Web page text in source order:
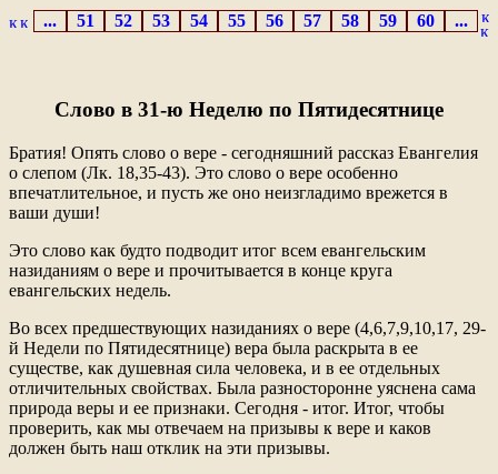
... 51 52 53 54 55 56 57 58 59 60 ...
Слово в 31-ю Неделю по Пятидесятнице
Братия! Опять слово о вере - сегодняшний рассказ Евангелия
о слепом (Лк. 18,35-43). Это слово о вере особенно
впечатлительное, и пусть же оно неизгладимо врежется в
ваши души!
Это слово как будто подводит итог всем евангельским
назиданиям о вере и прочитывается в конце круга
евангельских недель.
Во всех предшествующих назиданиях о вере (4,6,7,9,10,17, 29-
й Недели по Пятидесятнице) вера была раскрыта в ее
существе, как душевная сила человека, и в ее отдельных
отличительных свойствах. Была разносторонне уяснена сама
природа веры и ее признаки. Сегодня - итог. Итог, чтобы
проверить, как мы отвечаем на призывы к вере и каков
должен быть наш отклик на эти призывы.